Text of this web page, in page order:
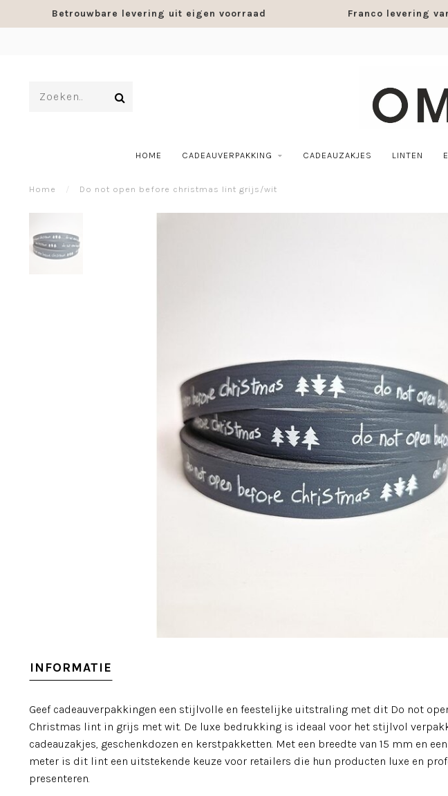
Betrouwbare levering uit eigen voorraad Franco levering
HOME CADEAUVERPAKKING CADEAUZAKJES LINTEN
Home / Do not open before christmas lint grijs/wit
INFORMATIE
Geef cadeauverpakkingen een stijlvolle en feestelijke uitstraling met dit Do not
Christmas lint in grijs met wit. De luxe bedrukking is ideaal voor het stijlvol
cadeauzakjes, geschenkdozen en kerstpakketten. Met een breedte van 15 mm en
meter is dit lint een uitstekende keuze voor retailers die hun producten luxe en
presenteren.